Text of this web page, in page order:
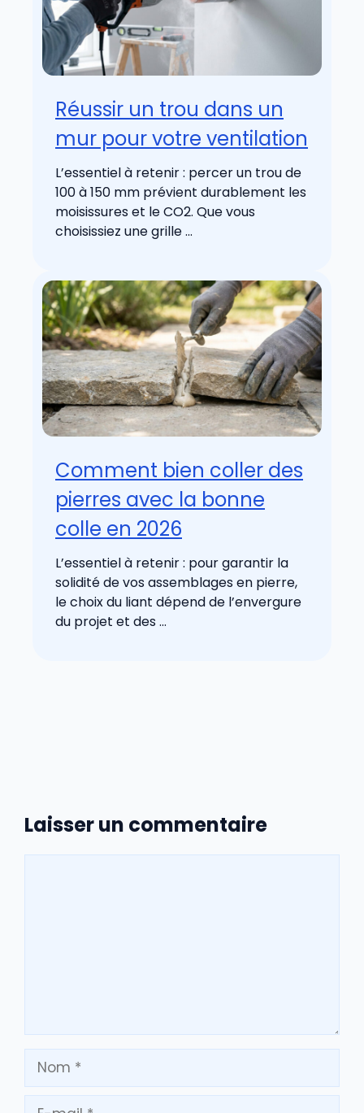
Réussir un trou dans un
mur pour votre ventilation
L’essentiel à retenir : percer un trou de
100 à 150 mm prévient durablement les
moisissures et le CO2. Que vous
choisissiez une grille ...
Comment bien coller des
pierres avec la bonne
colle en 2026
L’essentiel à retenir : pour garantir la
solidité de vos assemblages en pierre,
le choix du liant dépend de l’envergure
du projet et des ...
Laisser un commentaire
Nom